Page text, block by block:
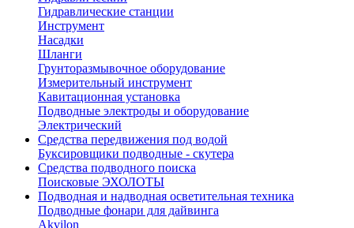
Гидравлические станции
Инструмент
Насадки
Шланги
Грунторазмывочное оборудование
Измерительный инструмент
Кавитационная установка
Подводные электроды и оборудование
Электрический
Средства передвижения под водой
Буксировщики подводные - скутера
Средства подводного поиска
Поисковые ЭХОЛОТЫ
Подводная и надводная осветительная техника
Подводные фонари для дайвинга
Akvilon